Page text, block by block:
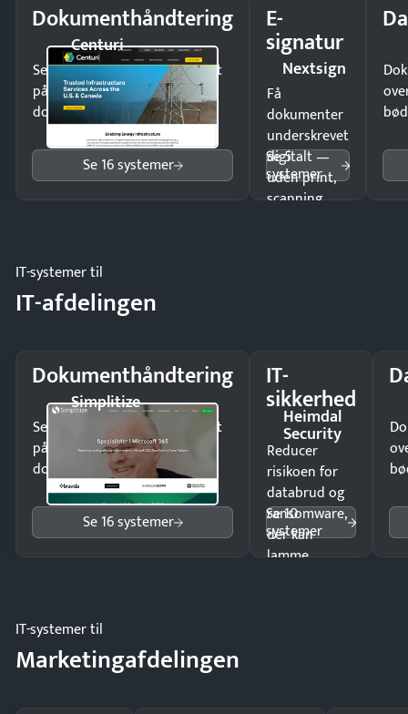
Dokumenthåndtering
Centuri
Send kontrakter til underskrift
på minutter og mist ingen
dokumenter.
Se 16 systemer
E-
signatur
Nextsign
Få
dokumenter
underskrevet
digitalt —
uden print,
scanning
Se 5
systemer
IT-systemer til
IT-afdelingen
Dokumenthåndtering
Simplitize
Send kontrakter til underskrift
på minutter og mist ingen
dokumenter.
Se 16 systemer
IT-
sikkerhed
Heimdal
Security
Reducer
risikoen for
databrud og
ransomware,
der kan
lamme
Se 10
systemer
IT-systemer til
Marketingafdelingen